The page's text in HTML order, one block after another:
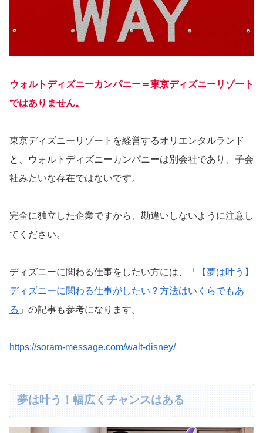
ウォルトディズニーカンパニー＝東京ディズニーリゾート
ではありません。
東京ディズニーリゾートを経営するオリエンタルランド
と、ウォルトディズニーカンパニーは別会社であり、子会
社みたいな存在ではないです。
完全に独立した企業ですから、勘違いしないように注意し
てください。
ディズニーに関わる仕事をしたい方には、「
【夢は叶う】
ディズニーに関わる仕事がしたい？方法はいくらでもあ
る 」の記事も参考になります。
https://soram-message.com/walt-disney/
夢は叶う！幅広くチャンスはある